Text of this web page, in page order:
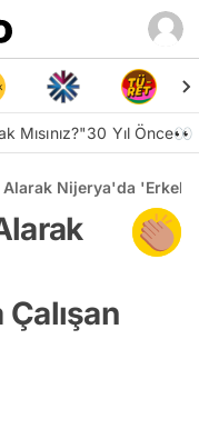
Mısınız?"30 Yıl Önce👀
Alarak Nijerya'da
Çalışan